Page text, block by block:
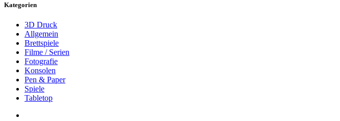
Kategorien
3D Druck
Allgemein
Brettspiele
Filme / Serien
Fotografie
Konsolen
Pen & Paper
Spiele
Tabletop